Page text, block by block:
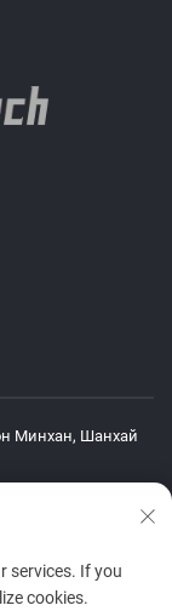
Минхан, Шанхай
services. If you
cookies.